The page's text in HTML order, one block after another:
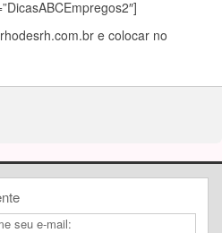
e colocar no
seu e-mail: